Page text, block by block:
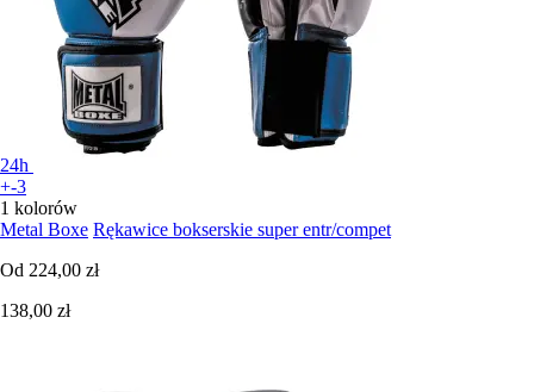
24h
+-3
1 kolorów
Metal Boxe Rękawice bokserskie super entr/compet
Od 224,00 zł
138,00 zł